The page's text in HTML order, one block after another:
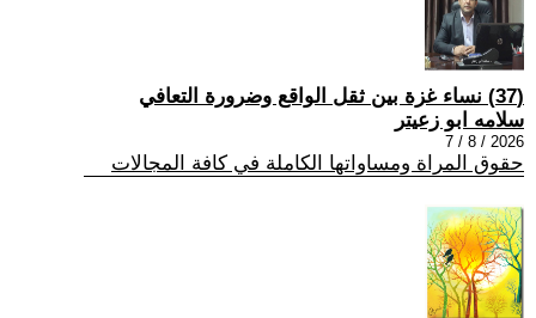
(37) نساء غزة بين ثقل الواقع وضرورة التعافي
سلامه ابو زعيتر
2026 / 8 / 7
حقوق المراة ومساواتها الكاملة في كافة المجالات